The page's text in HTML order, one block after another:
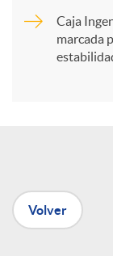
t
n
Caja
marcada
Volver